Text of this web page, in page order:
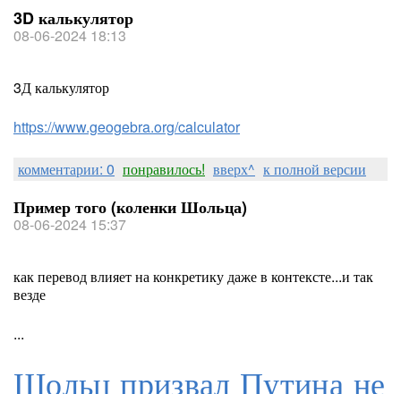
3D калькулятор
08-06-2024 18:13
3Д калькулятор
https://www.geogebra.org/calculator
комментарии: 0 понравилось! вверх^ к полной версии
Пример того (коленки Шольца)
08-06-2024 15:37
как перевод влияет на конкретику даже в контексте...и так
везде
...
Шольц призвал Путина не